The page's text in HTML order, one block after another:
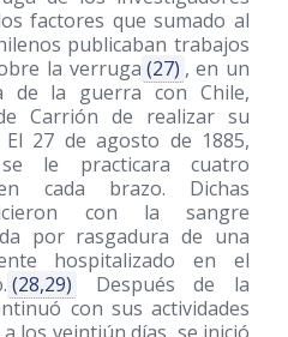
factores que sumado al
publicaban trabajos
la verruga (27) , en un
de la guerra con Chile,
Carrión de realizar su
27 de agosto de 1885,
le practicara cuatro
cada brazo. Dichas
con la sangre
por rasgadura de una
hospitalizado en el
(28,29)
Después de la
con sus actividades